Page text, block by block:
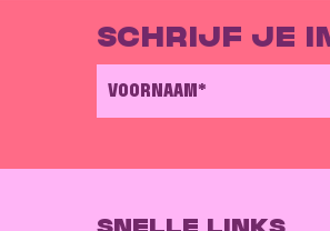
SCHRIJF JE
VOORNAAM*